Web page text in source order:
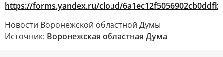
https://forms.yandex.ru/cloud/
Новости Воронежской областной Думы
Источник: Воронежская областная Дума